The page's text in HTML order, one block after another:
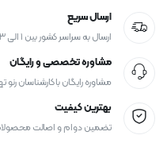
ارسال سریع
ارسال به سراسر کشور بین ۱ الی ۳ روز کاری
مشاوره تخصصی و رایگان
مشاوره رایگان با کارشناسان رنو
بهترین کیفیت
تضمین دوام و اصالت